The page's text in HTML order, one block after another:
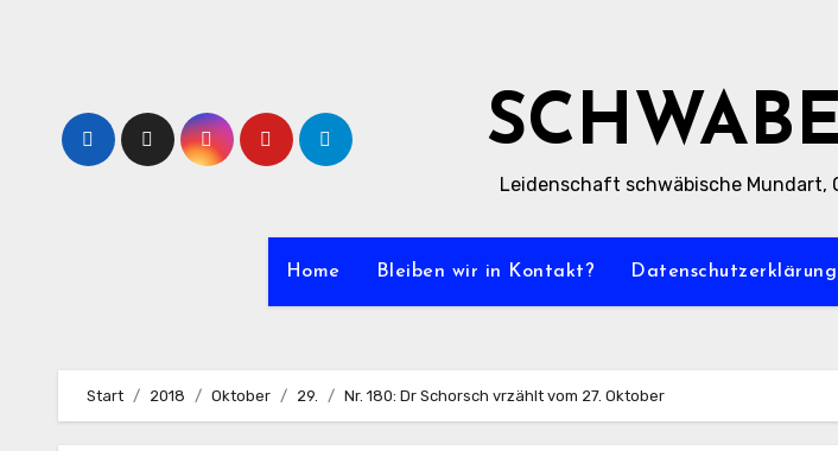
Leidenschaft schwäbische Mundart,
Home Bleiben wir in Kontakt? Datenschutzerklärung
Start 2018 Oktober 29. Nr. 180: Dr Schorsch vrzählt vom 27. Oktober